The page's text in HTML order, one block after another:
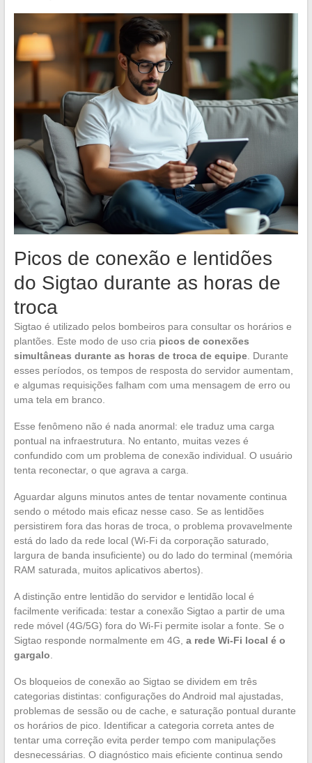
Picos de conexão e lentidões
do Sigtao durante as horas de
troca
Sigtao é utilizado pelos bombeiros para consultar os horários e
plantões. Este modo de uso cria picos de conexões
simultâneas durante as horas de troca de equipe. Durante
esses períodos, os tempos de resposta do servidor aumentam,
e algumas requisições falham com uma mensagem de erro ou
uma tela em branco.
Esse fenômeno não é nada anormal: ele traduz uma carga
pontual na infraestrutura. No entanto, muitas vezes é
confundido com um problema de conexão individual. O usuário
tenta reconectar, o que agrava a carga.
Aguardar alguns minutos antes de tentar novamente continua
sendo o método mais eficaz nesse caso. Se as lentidões
persistirem fora das horas de troca, o problema provavelmente
está do lado da rede local (Wi-Fi da corporação saturado,
largura de banda insuficiente) ou do lado do terminal (memória
RAM saturada, muitos aplicativos abertos).
A distinção entre lentidão do servidor e lentidão local é
facilmente verificada: testar a conexão Sigtao a partir de uma
rede móvel (4G/5G) fora do Wi-Fi permite isolar a fonte. Se o
Sigtao responde normalmente em 4G, a rede Wi-Fi local é o
gargalo.
Os bloqueios de conexão ao Sigtao se dividem em três
categorias distintas: configurações do Android mal ajustadas,
problemas de sessão ou de cache, e saturação pontual durante
os horários de pico. Identificar a categoria correta antes de
tentar uma correção evita perder tempo com manipulações
desnecessárias. O diagnóstico mais eficiente continua sendo